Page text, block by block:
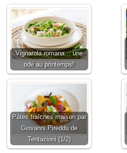
Vignarola romana… une
ode au printemps!
Pâtes fraîches maison par
Giovanni Pireddu de
Tentazioni (1/2)